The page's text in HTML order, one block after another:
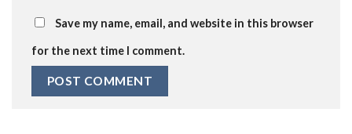
Save my name, email, and website in this browser
for the next time I comment.